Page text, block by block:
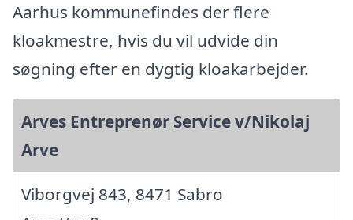
Aarhus kommunefindes der flere
kloakmestre, hvis du vil udvide din
søgning efter en dygtig kloakarbejder.
Arves Entreprenør Service v/Nikolaj
Arve
Viborgvej 843, 8471 Sabro